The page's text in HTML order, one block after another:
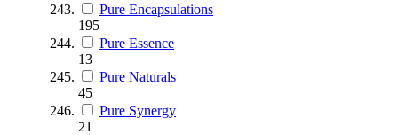
Pure Encapsulations
195
Pure Essence
13
Pure Naturals
45
Pure Synergy
21